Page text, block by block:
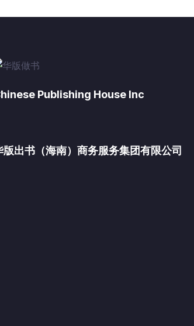
Publishing House Inc
版出书（海南）商务服务集团有限公司